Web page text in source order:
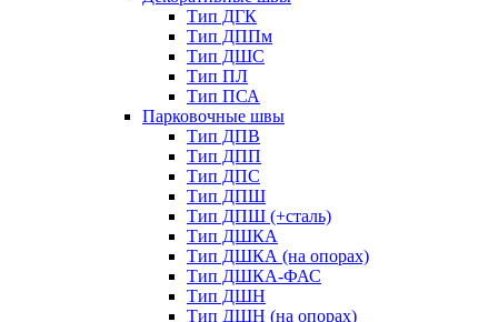
Тип ДГК
Тип ДППм
Тип ДШС
Тип ПЛ
Тип ПСА
Парковочные швы
Тип ДПВ
Тип ДПП
Тип ДПС
Тип ДПШ
Тип ДПШ (+сталь)
Тип ДШКА
Тип ДШКА (на опорах)
Тип ДШКА-ФАС
Тип ДШН
Тип ДШН (на опорах)